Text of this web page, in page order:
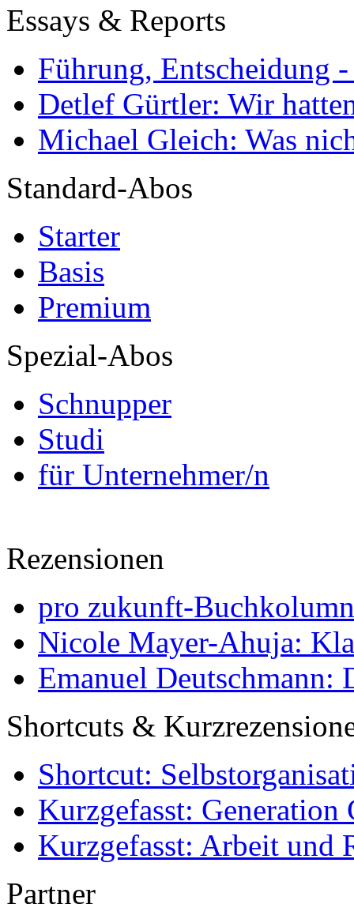
Essays & Reports
Führung, Entscheidung
Detlef Gürtler: Wir
Michael Gleich: Was
Standard-Abos
Starter
Basis
Premium
Spezial-Abos
Schnupper
Studi
für Unternehmer/n
Rezensionen
pro zukunft-
Nicole Mayer-Ahuja:
Emanuel Deutschmann:
Shortcuts &
Shortcut:
Kurzgefasst: Generation
Kurzgefasst: Arbeit und
Partner